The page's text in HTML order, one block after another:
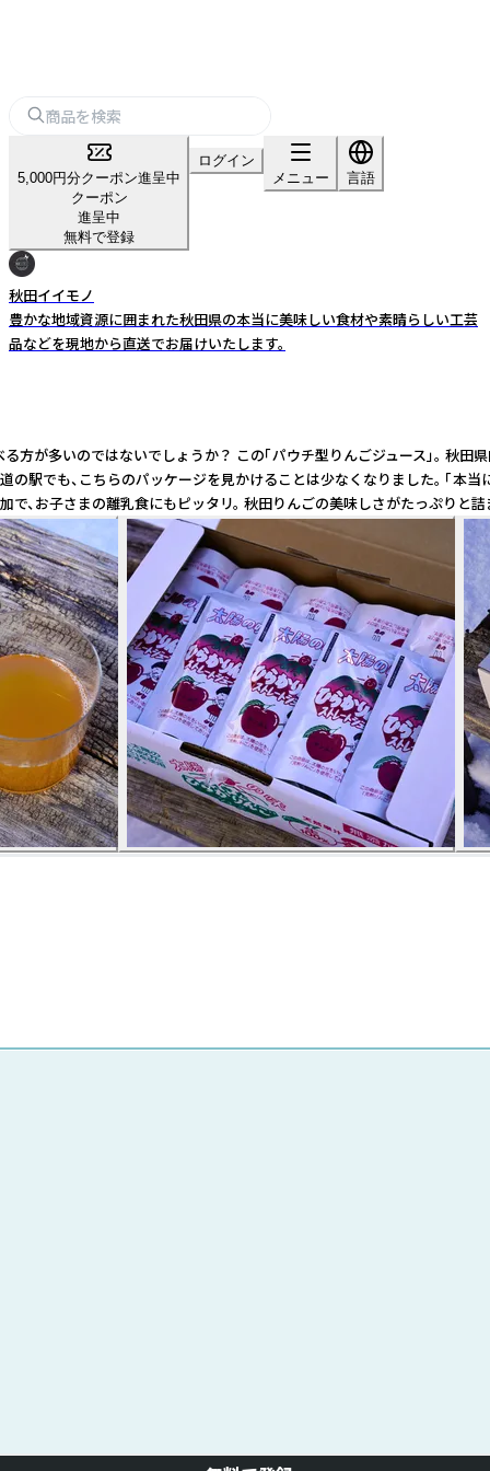
5,000円分クーポン進呈中
クーポン
進呈中
無料で登録
ログイン
メニュー
言語
秋田イイモノ
豊かな地域資源に囲まれた秋田県の本当に美味しい食材や素晴らしい工芸
品などを現地から直送でお届けいたします。
いのではないでしょうか？ この「パウチ型りんごジュース」。
も、こちらのパッケージを見かけることは少なくなりました。
お子さまの離乳食にもピッタリ。 秋田りんごの美味しさがたっ